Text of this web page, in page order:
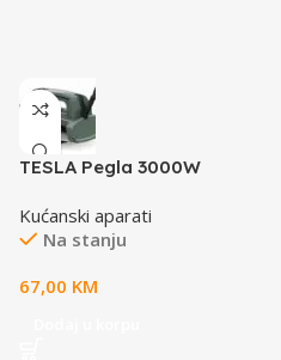
TESLA Pegla 3000W
Kućanski aparati
Na stanju
67,00 KM